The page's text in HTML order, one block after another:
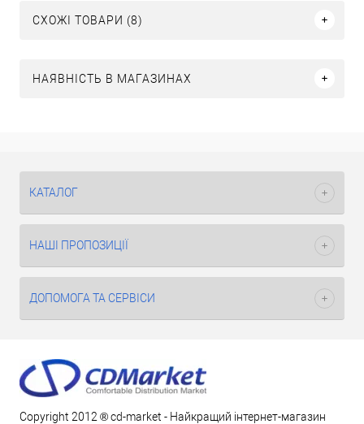
СХОЖІ ТОВАРИ (8)
НАЯВНІСТЬ В МАГАЗИНАХ
КАТАЛОГ
НАШІ ПРОПОЗИЦІЇ
ДОПОМОГА ТА СЕРВІСИ
Copyright 2012 ® cd-market - Найкращий інтернет-магазин